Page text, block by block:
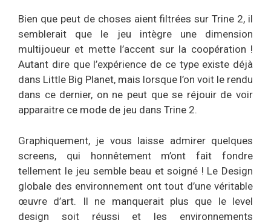
Bien que peut de choses aient filtrées sur Trine 2, il
semblerait que le jeu intègre une dimension
multijoueur et mette l’accent sur la coopération !
Autant dire que l’expérience de ce type existe déjà
dans Little Big Planet, mais lorsque l’on voit le rendu
dans ce dernier, on ne peut que se réjouir de voir
apparaitre ce mode de jeu dans Trine 2.
Graphiquement, je vous laisse admirer quelques
screens, qui honnêtement m’ont fait fondre
tellement le jeu semble beau et soigné ! Le Design
globale des environnement ont tout d’une véritable
œuvre d’art. Il ne manquerait plus que le level
design soit réussi et les environnements